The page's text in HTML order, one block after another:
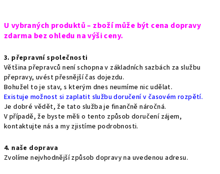
U vybraných produktů – zboží může být cena dopravy
zdarma bez ohledu na výši ceny.
3. přepravní společnosti
Většina přepravců není schopna v základních sazbách za službu
přepravy, uvést přesnější čas dojezdu.
Bohužel to je stav, s kterým dnes neumíme nic udělat.
Existuje možnost si zaplatit službu doručení v časovém rozpětí.
Je dobré vědět, že tato služba je finančně náročná.
V případě, že byste měli o tento způsob doručení zájem,
kontaktujte nás a my zjistíme podrobnosti.
4. naše doprava
Zvolíme nejvhodnější způsob dopravy na uvedenou adresu.